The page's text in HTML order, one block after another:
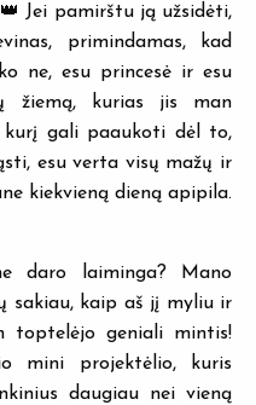
Jei pamirštu ją užsidėti,
primindamas, kad
ne, esu princesė ir esu
žiemą, kurias jis man
kurį gali paaukoti dėl to,
esu verta visų mažų ir
kiekvieną dieną apipila.
daro laiminga? Mano
sakiau, kaip aš jį myliu ir
toptelėjo geniali mintis!
mini projektėlio, kuris
daugiau nei vieną